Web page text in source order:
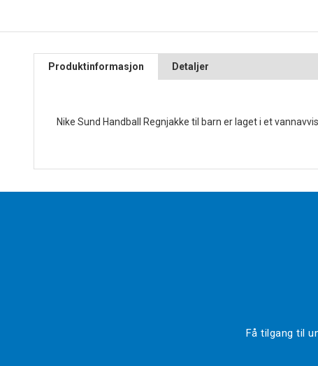
Produktinformasjon Detaljer
Nike Sund Handball Regnjakke til barn er laget i et
Få tilgang til